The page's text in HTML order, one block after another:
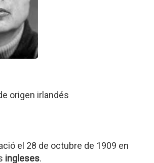
origen irlandés
el 28 de octubre de 1909 en
ingleses.